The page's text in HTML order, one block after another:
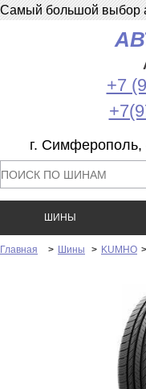
Самый большой выбор
+7
г.
ШИНЫ
Главная > Шины > KUMHO >